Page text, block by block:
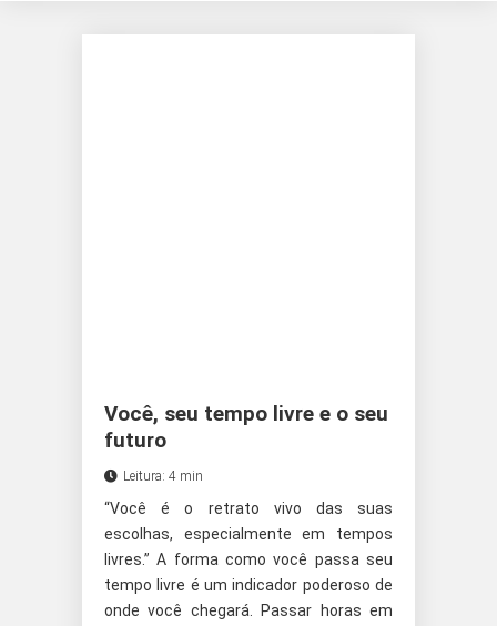
Você, seu tempo livre e o seu
futuro
Leitura: 4 min
“Você é o retrato vivo das suas
escolhas, especialmente em tempos
livres.” A forma como você passa seu
tempo livre é um indicador poderoso de
onde você chegará. Passar horas em